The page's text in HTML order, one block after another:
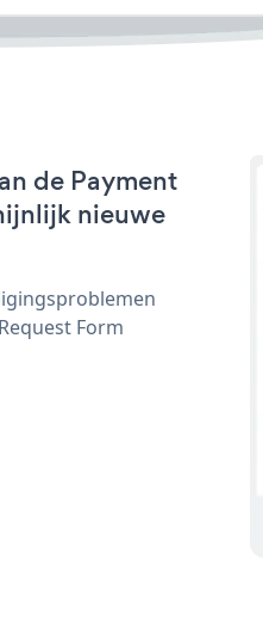
de Payment
nieuwe
Form